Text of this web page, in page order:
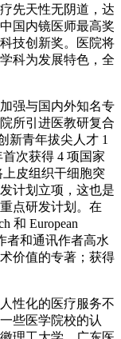
先天性无阴道，达
国内镜医师最高奖
技创新奖。医院将
科为发展特色，全
强与国内外知名专
所引进医教研复合
新青年拔尖人才 1
次获得 4 项国家
皮组织干细胞突
计划立项，这也是
点研发计划。在
和 European
者和通讯作者高水
价值的专著；获得
性化的医疗服务不
些医学院校的认